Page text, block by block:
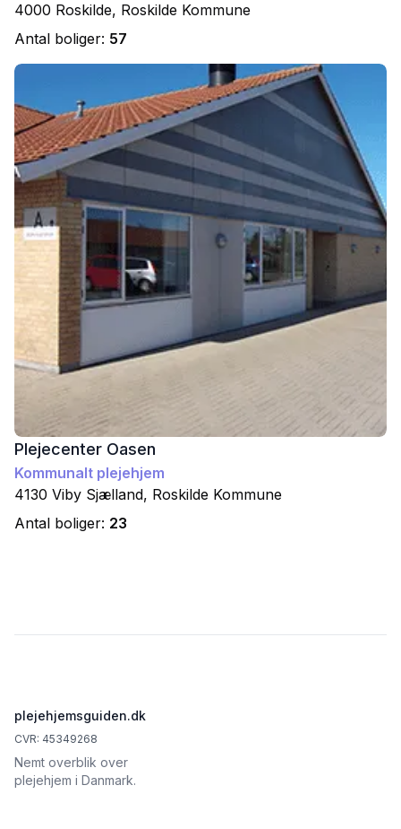
4000 Roskilde, Roskilde Kommune
Antal boliger: 57
Plejecenter Oasen
Kommunalt plejehjem
4130 Viby Sjælland, Roskilde Kommune
Antal boliger: 23
plejehjemsguiden.dk
CVR: 45349268
Nemt overblik over
plejehjem i Danmark.